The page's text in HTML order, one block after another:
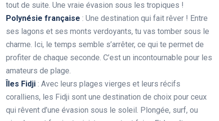
tout de suite. Une vraie évasion sous les tropiques !
Polynésie française : Une destination qui fait rêver ! Entre
ses lagons et ses monts verdoyants, tu vas tomber sous le
charme. Ici, le temps semble s’arrêter, ce qui te permet de
profiter de chaque seconde. C’est un incontournable pour les
amateurs de plage.
Îles Fidji : Avec leurs plages vierges et leurs récifs
coralliens, les Fidji sont une destination de choix pour ceux
qui rêvent d’une évasion sous le soleil. Plongée, surf, ou